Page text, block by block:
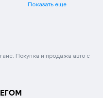
Показать еще
Покупка и продажа авто с